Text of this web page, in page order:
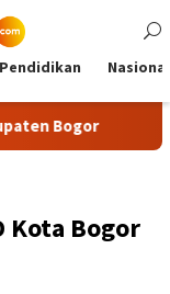
Pendidikan Nasional
Tour
Kota Bogor